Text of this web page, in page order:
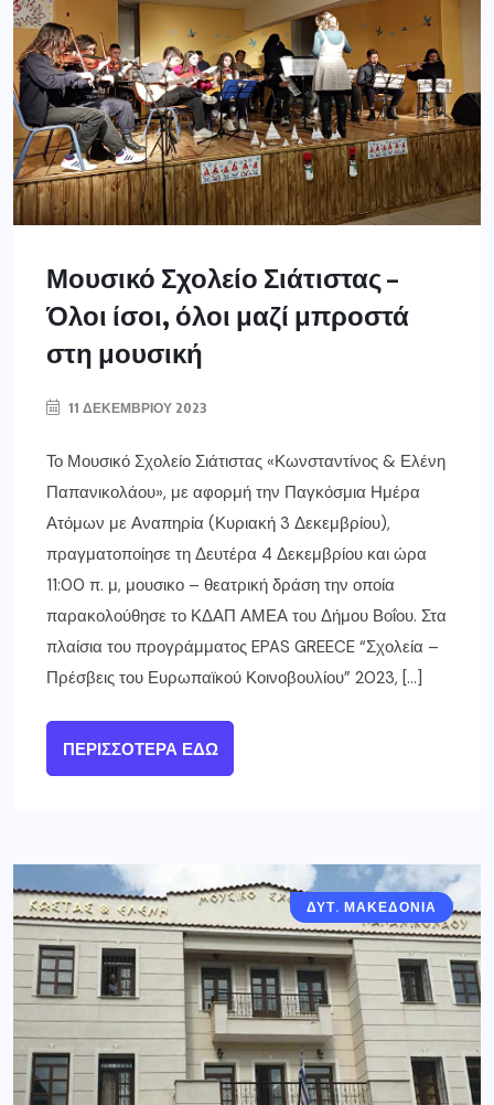
Μουσικό Σχολείο Σιάτιστας –
Όλοι ίσοι, όλοι μαζί μπροστά
στη μουσική
11 ΔΕΚΕΜΒΡΊΟΥ 2023
Το Μουσικό Σχολείο Σιάτιστας «Κωνσταντίνος & Ελένη
Παπανικολάου», με αφορμή την Παγκόσμια Ημέρα
Ατόμων με Αναπηρία (Κυριακή 3 Δεκεμβρίου),
πραγματοποίησε τη Δευτέρα 4 Δεκεμβρίου και ώρα
11:00 π. μ, μουσικο – θεατρική δράση την οποία
παρακολούθησε το ΚΔΑΠ ΑΜΕΑ του Δήμου Βοΐου. Στα
πλαίσια του προγράμματος EPAS GREECE “Σχολεία –
Πρέσβεις του Ευρωπαϊκού Κοινοβουλίου” 2023, […]
ΠΕΡΙΣΣΌΤΕΡΑ ΕΔΏ
ΔΥΤ. ΜΑΚΕΔΟΝΙΑ